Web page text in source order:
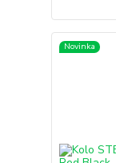
Novinka